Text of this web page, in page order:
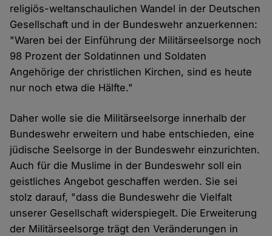
religiös-weltanschaulichen Wandel in der Deutschen
Gesellschaft und in der Bundeswehr anzuerkennen:
"Waren bei der Einführung der Militärseelsorge noch
98 Prozent der Soldatinnen und Soldaten
Angehörige der christlichen Kirchen, sind es heute
nur noch etwa die Hälfte."
Daher wolle sie die Militärseelsorge innerhalb der
Bundeswehr erweitern und habe entschieden, eine
jüdische Seelsorge in der Bundeswehr einzurichten.
Auch für die Muslime in der Bundeswehr soll ein
geistliches Angebot geschaffen werden. Sie sei
stolz darauf, "dass die Bundeswehr die Vielfalt
unserer Gesellschaft widerspiegelt. Die Erweiterung
der Militärseelsorge trägt den Veränderungen in